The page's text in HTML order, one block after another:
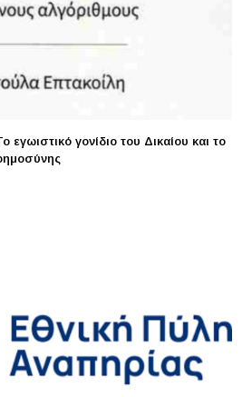
γονίδιο του Δικαίου και το